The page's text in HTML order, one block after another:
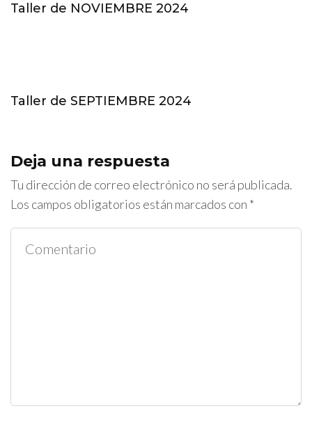
Taller de NOVIEMBRE 2024
Taller de SEPTIEMBRE 2024
Deja una respuesta
Tu dirección de correo electrónico no será publicada.
Los campos obligatorios están marcados con *